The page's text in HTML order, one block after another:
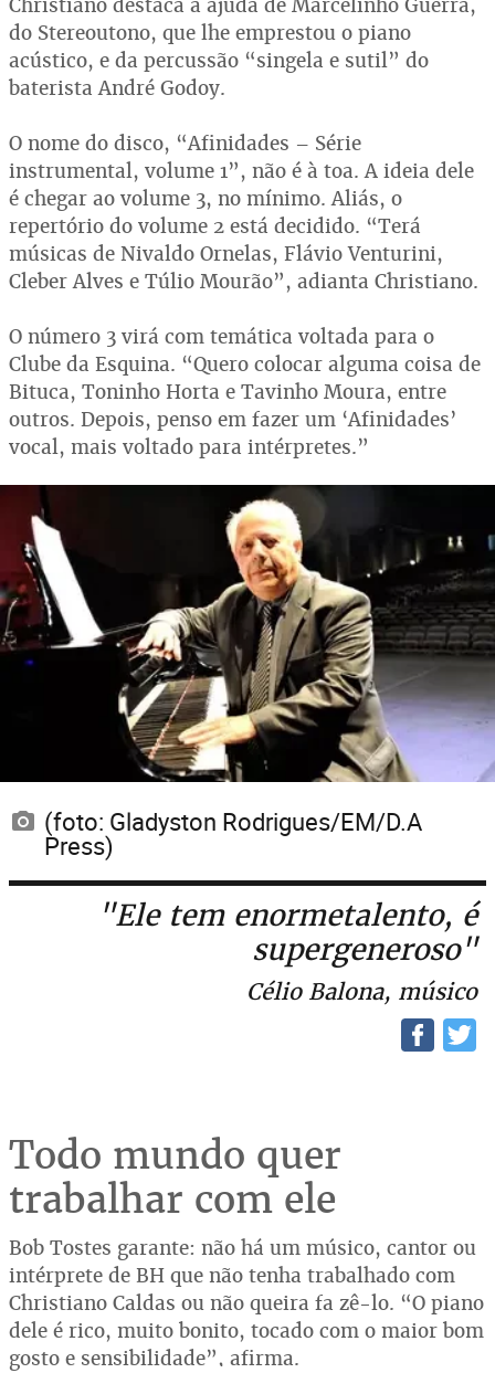
Christiano destaca a ajuda de Marcelinho Guerra,
do Stereoutono, que lhe emprestou o piano
acústico, e da percussão “singela e sutil” do
baterista André Godoy.
O nome do disco, “Afinidades – Série
instrumental, volume 1”, não é à toa. A ideia dele
é chegar ao volume 3, no mínimo. Aliás, o
repertório do volume 2 está decidido. “Terá
músicas de Nivaldo Ornelas, Flávio Venturini,
Cleber Alves e Túlio Mourão”, adianta Christiano.
O número 3 virá com temática voltada para o
Clube da Esquina. “Quero colocar alguma coisa de
Bituca, Toninho Horta e Tavinho Moura, entre
outros. Depois, penso em fazer um ‘Afinidades’
vocal, mais voltado para intérpretes.”
(foto: Gladyston Rodrigues/EM/D.A
Press)
"Ele tem enormetalento, é
supergeneroso"
Célio Balona, músico
Todo mundo quer
trabalhar com ele
Bob Tostes garante: não há um músico, cantor ou
intérprete de BH que não tenha trabalhado com
Christiano Caldas ou não queira fa zê-lo. “O piano
dele é rico, muito bonito, tocado com o maior bom
gosto e sensibilidade”, afirma.